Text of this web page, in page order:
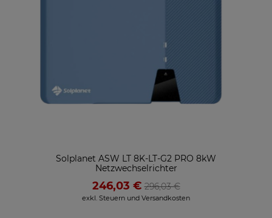
Solplanet ASW LT 8K-LT-G2 PRO 8kW
Netzwechselrichter
246,03 € 296,03 €
exkl. Steuern und Versandkosten